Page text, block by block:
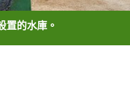
的水庫。